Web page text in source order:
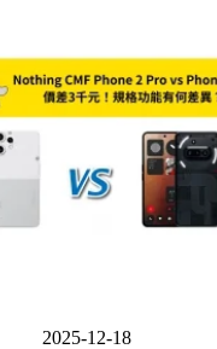
2025-12-18